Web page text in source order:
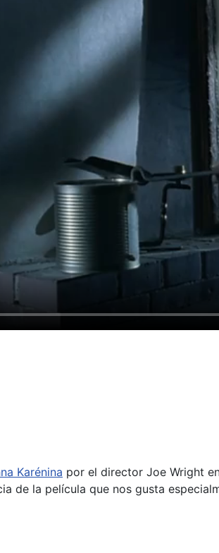
Karénina por el director Joe Wright
de la película que nos gusta